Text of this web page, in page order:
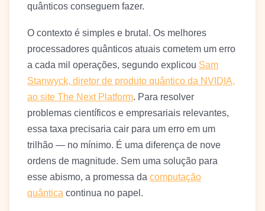
quânticos conseguem fazer.
O contexto é simples e brutal. Os melhores
processadores quânticos atuais cometem um erro
a cada mil operações, segundo explicou Sam
Stanwyck, diretor de produto quântico da NVIDIA,
ao site The Next Platform. Para resolver
problemas científicos e empresariais relevantes,
essa taxa precisaria cair para um erro em um
trilhão — no mínimo. É uma diferença de nove
ordens de magnitude. Sem uma solução para
esse abismo, a promessa da computação
quântica continua no papel.